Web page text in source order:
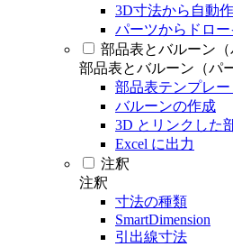
3D寸法から自動
パーツからドロ
部品表とバルーン（
部品表とバルーン（パ
部品表テンプレ
バルーンの作成
3D とリンクした
Excel に出力
注釈
注釈
寸法の種類
SmartDimension
引出線寸法